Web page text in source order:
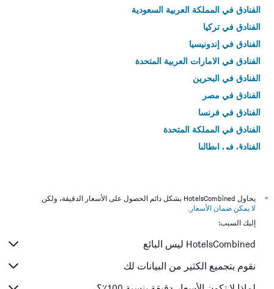
الفنادق في المملكة العربية السعودية
الفنادق في تركيا
الفنادق في إندونيسيا
الفنادق في الامارات العربية المتحدة
الفنادق في البحرين
الفنادق في مصر
الفنادق في فرنسا
الفنادق في المملكة المتحدة
الفنادق في إيطاليا
*
يحاول HotelsCombined بشكل دائم الحصول على الأسعار الدقيقة، ولكن
لا يمكن ضمان الأسعار .
إليك السبب:
HotelsCombined ليس البائع
نقوم بتجميع الكثير من البيانات لك